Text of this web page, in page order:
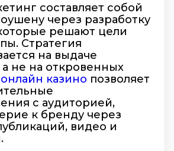
составляет собой
через разработку
решают цели
Стратегия
на выдаче
не на откровенных
онлайн казино позволяет
с аудиторией,
к бренду через
видео и